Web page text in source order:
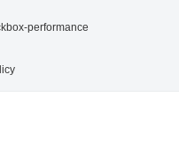
performance